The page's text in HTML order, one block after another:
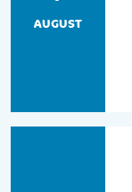
AUGUST